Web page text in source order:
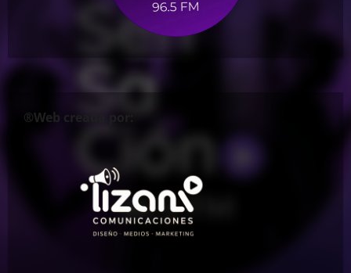
®Web creada por: